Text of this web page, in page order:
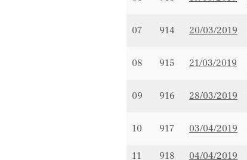
07 914 20/03/2019
08 915 21/03/2019
09 916 28/03/2019
10 917 03/04/2019
11
918 04/04/2019